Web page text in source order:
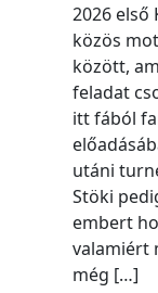
2026 első
közös
között,
feladat
itt fából
utáni
Stöki
embert
valamiért
még […]